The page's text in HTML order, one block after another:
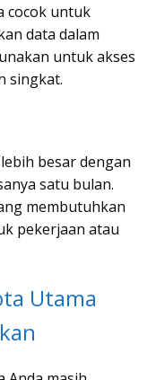
cocok untuk
data dalam
untuk akses
singkat.
besar dengan
satu bulan.
membutuhkan
pekerjaan atau
Utama